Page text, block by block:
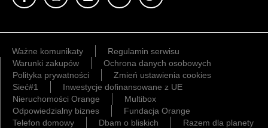
Ważne komunikaty
Regulamin serwisu
Warunki zakupów
Ochrona danych osobowych
Polityka prywatności
Zmień ustawienia cookies
Sieć#1
Inwestycje dofinansowane z UE
Nieruchomości Orange
Multibox
Odpowiedzialny biznes
Fundacja Orange
Telefon domowy
Dbam o bliskich Razem dla planety